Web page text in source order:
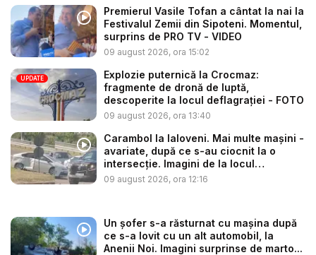
Premierul Vasile Tofan a cântat la nai la
Festivalul Zemii din Sipoteni. Momentul,
surprins de PRO TV - VIDEO
09 august 2026, ora 15:02
UPDATE
Explozie puternică la Crocmaz:
fragmente de dronă de luptă,
descoperite la locul deflagrației - FOTO
09 august 2026, ora 13:40
Carambol la Ialoveni. Mai multe mașini -
avariate, după ce s-au ciocnit la o
intersecție. Imagini de la locul
acciden...
09 august 2026, ora 12:16
Un șofer s-a răsturnat cu mașina după
ce s-a lovit cu un alt automobil, la
Anenii Noi. Imagini surprinse de marto...